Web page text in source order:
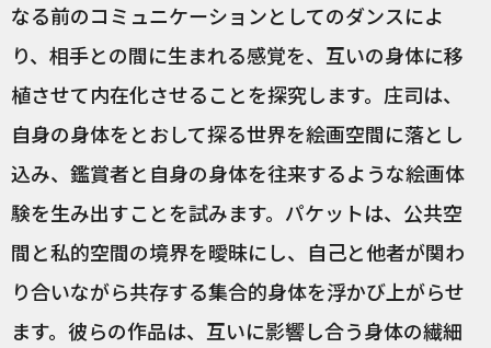
なる前のコミュニケーションとしてのダンスによ
り、相手との間に生まれる感覚を、互いの身体に移
植させて内在化させることを探究します。庄司は、
自身の身体をとおして探る世界を絵画空間に落とし
込み、鑑賞者と自身の身体を往来するような絵画体
験を生み出すことを試みます。パケットは、公共空
間と私的空間の境界を曖昧にし、自己と他者が関わ
り合いながら共存する集合的身体を浮かび上がらせ
ます。彼らの作品は、互いに影響し合う身体の繊細